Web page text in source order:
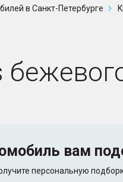
в Санкт-Петербурге
вам
персональную